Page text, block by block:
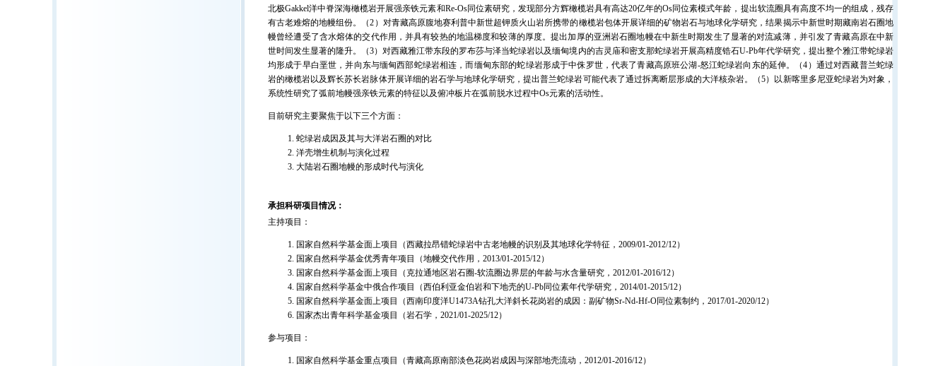
北极Gakkel洋中脊深海橄榄岩开展强亲铁元素和Re-Os同位素研究，发现部分方辉橄榄岩具有高达20亿年的Os同位素模式年龄，提出软流圈具有高度不均一的组成，残存
有古老难熔的地幔组份。（2）对青藏高原腹地赛利普中新世超钾质火山岩所携带的橄榄岩包体开展详细的矿物岩石与地球化学研究，结果揭示中新世时期藏南岩石圈地
幔曾经遭受了含水熔体的交代作用，并具有较热的地温梯度和较薄的厚度。提出加厚的亚洲岩石圈地幔在中新生时期发生了显著的对流减薄，并引发了青藏高原在中新
世时间发生显著的隆升。（3）对西藏雅江带东段的罗布莎与泽当蛇绿岩以及缅甸境内的吉灵庙和密支那蛇绿岩开展高精度锆石U-Pb年代学研究，提出整个雅江带蛇绿岩
均形成于早白垩世，并向东与缅甸西部蛇绿岩相连，而缅甸东部的蛇绿岩形成于中侏罗世，代表了青藏高原班公湖-怒江蛇绿岩向东的延伸。（4）通过对西藏普兰蛇绿
岩的橄榄岩以及辉长苏长岩脉体开展详细的岩石学与地球化学研究，提出普兰蛇绿岩可能代表了通过拆离断层形成的大洋核杂岩。（5）以新喀里多尼亚蛇绿岩为对象，
系统性研究了弧前地幔强亲铁元素的特征以及俯冲板片在弧前脱水过程中Os元素的活动性。
目前研究主要聚焦于以下三个方面：
蛇绿岩成因及其与大洋岩石圈的对比
洋壳增生机制与演化过程
大陆岩石圈地幔的形成时代与演化
承担科研项目情况：
主持项目：
国家自然科学基金面上项目（西藏拉昂错蛇绿岩中古老地幔的识别及其地球化学特征，2009/01-2012/12）
国家自然科学基金优秀青年项目（地幔交代作用，2013/01-2015/12）
国家自然科学基金面上项目（克拉通地区岩石圈-软流圈边界层的年龄与水含量研究，2012/01-2016/12）
国家自然科学基金中俄合作项目（西伯利亚金伯岩和下地壳的U-Pb同位素年代学研究，2014/01-2015/12）
国家自然科学基金面上项目（西南印度洋U1473A钻孔大洋斜长花岗岩的成因：副矿物Sr-Nd-Hf-O同位素制约，2017/01-2020/12）
国家杰出青年科学基金项目（岩石学，2021/01-2025/12）
参与项目：
国家自然科学基金重点项目（青藏高原南部淡色花岗岩成因与深部地壳流动，2012/01-2016/12）